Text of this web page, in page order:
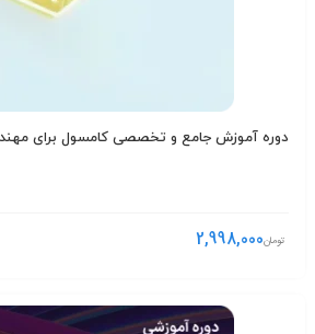
دوره آموزش جامع و تخصصی کامسول برای
تومان2,998,000